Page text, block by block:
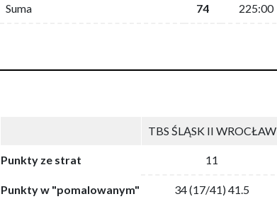
Suma 74 225:00
TBS ŚLĄSK II WROCŁAW
Punkty ze strat 11
Punkty w "pomalowanym" 34 (17/41) 41.5